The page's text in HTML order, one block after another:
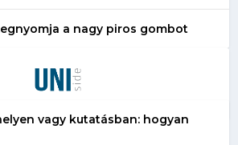
a nagy piros gombot
vagy kutatásban: hogyan